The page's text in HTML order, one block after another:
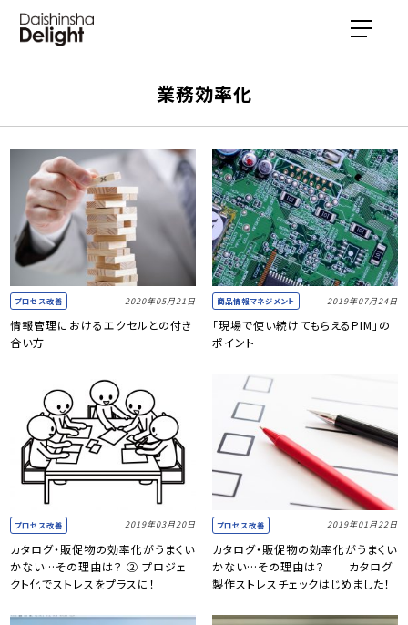
業務効率化
プロセス改善 2020年05月21日
情報管理におけるエクセルとの付き
合い方
商品情報マネジメント 2019年07月24日
「現場で使い続けてもらえるPIM」の
ポイント
プロセス改善 2019年03月20日
カタログ・販促物の効率化がうまくい
かない…その理由は？ ② プロジェ
クト化でストレスをプラスに！
プロセス改善 2019年01月22日
カタログ・販促物の効率化がうまくい
かない…その理由は？ カタログ
製作ストレスチェックはじめました！